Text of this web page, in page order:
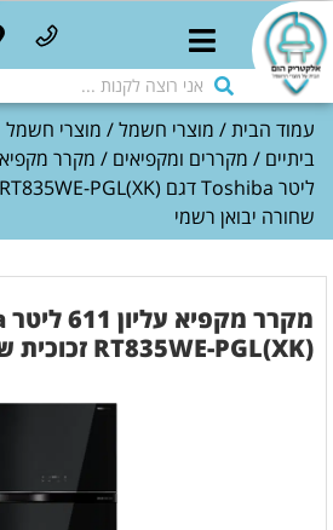
עמוד הבית/ מוצרי חשמל/ מוצרי חשמל
ביתיים / מקררים ומקפיאים
שחורה יבואן רשמי
RT835WE-PGL(XK) זכוכית שחורה יבואן רשמי